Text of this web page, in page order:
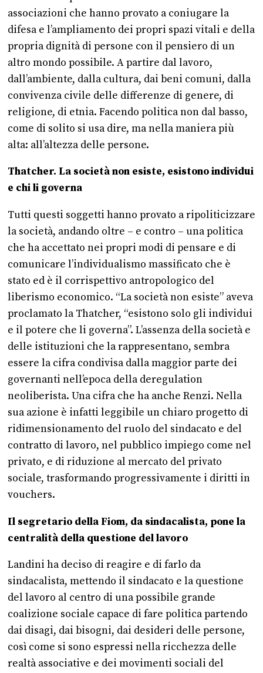
associazioni che hanno provato a coniugare la
difesa e l’ampliamento dei propri spazi vitali e della
propria dignità di persone con il pensiero di un
altro mondo possibile. A partire dal lavoro,
dall’ambiente, dalla cultura, dai beni comuni, dalla
convivenza civile delle differenze di genere, di
religione, di etnia. Facendo politica non dal basso,
come di solito si usa dire, ma nella maniera più
alta: all’altezza delle persone.
Thatcher. La società non esiste, esistono individui
e chi li governa
Tutti questi soggetti hanno provato a ripoliticizzare
la società, andando oltre – e contro – una politica
che ha accettato nei propri modi di pensare e di
comunicare l’individualismo massificato che è
stato ed è il corrispettivo antropologico del
liberismo economico. “La società non esiste” aveva
proclamato la Thatcher, “esistono solo gli individui
e il potere che li governa”. L’assenza della società e
delle istituzioni che la rappresentano, sembra
essere la cifra condivisa dalla maggior parte dei
governanti nell’epoca della deregulation
neoliberista. Una cifra che ha anche Renzi. Nella
sua azione è infatti leggibile un chiaro progetto di
ridimensionamento del ruolo del sindacato e del
contratto di lavoro, nel pubblico impiego come nel
privato, e di riduzione al mercato del privato
sociale, trasformando progressivamente i diritti in
vouchers.
Il segretario della Fiom, da sindacalista, pone la
centralità della questione del lavoro
Landini ha deciso di reagire e di farlo da
sindacalista, mettendo il sindacato e la questione
del lavoro al centro di una possibile grande
coalizione sociale capace di fare politica partendo
dai disagi, dai bisogni, dai desideri delle persone,
così come si sono espressi nella ricchezza delle
realtà associative e dei movimenti sociali del